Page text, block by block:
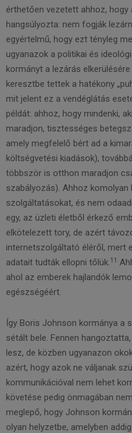
érthetően vezetett ahhoz,
hangsúlyozta: nem fogják
egyértelmű, hogy ezt tényleg
ugyanazok a politikai és
kormányt a lezárás
keresztbe tettek a hatékony
mit jelent ez a vendéglátás
példát: ahhoz, hogy mindenki,
maradjon, tisztességes
amely megfelelő bért ad a
költségvetési kiadások),
többször is otthon maradjon
szabályozás). Ahhoz komolyan
szolgáltatásokat, és nem
egy, az üzleti életből érkező
elkötelezett tory, de azért
internetszolgáltató éléről, mert
adatait tudták ellopni tőlük.11
ahol az emberek hajlandók
egészségéért.
Így Boris Johnson kormánya a
sétált bele. Fennen
lesz, de közben ugyanazon
azért, hogy azok ne váljanak
kommunikációval nem lehet
követése pedig önmagában
meglepő, hogy Johnson
olyan helyzetbe, amelyben